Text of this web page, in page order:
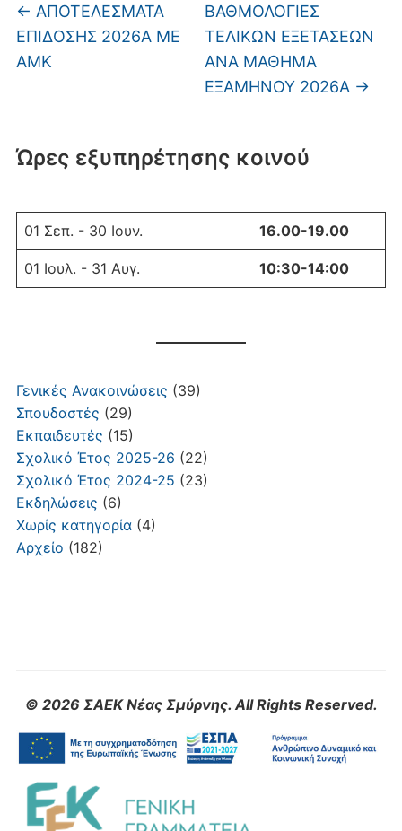
Ώρες εξυπηρέτησης κοινού
01 Σεπ. - 30 Ιουν. 16.00-19.00
01 Ιουλ. - 31 Αυγ. 10:30-14:00
Γενικές Ανακοινώσεις (39)
Σπουδαστές (29)
Εκπαιδευτές (15)
Σχολικό Έτος 2025-26 (22)
Σχολικό Έτος 2024-25 (23)
Εκδηλώσεις (6)
Χωρίς κατηγορία(4)
Αρχείο (182)
← ΑΠΟΤΕΛΕΣΜΑΤΑ
ΕΠΙΔΟΣΗΣ 2026Α ME
AMK
ΒΑΘΜΟΛΟΓΙΕΣ
ΤΕΛΙΚΩΝ ΕΞΕΤΑΣΕΩΝ
ΑΝΑ ΜΑΘΗΜΑ
ΕΞΑΜΗΝΟΥ 2026Α →
© 2026 ΣΑΕΚ Νέας Σμύρνης. All Rights Reserved.